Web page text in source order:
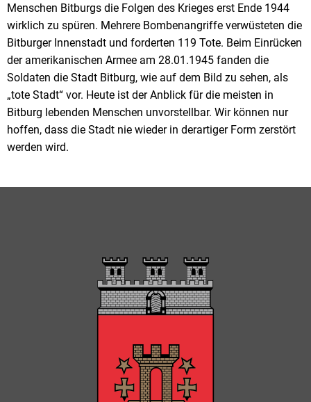
Menschen Bitburgs die Folgen des Krieges erst Ende 1944
wirklich zu spüren. Mehrere Bombenangriffe verwüsteten die
Bitburger Innenstadt und forderten 119 Tote. Beim Einrücken
der amerikanischen Armee am 28.01.1945 fanden die
Soldaten die Stadt Bitburg, wie auf dem Bild zu sehen, als
„tote Stadt“ vor. Heute ist der Anblick für die meisten in
Bitburg lebenden Menschen unvorstellbar. Wir können nur
hoffen, dass die Stadt nie wieder in derartiger Form zerstört
werden wird.